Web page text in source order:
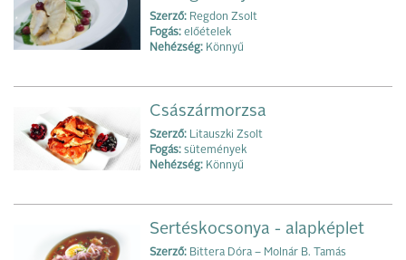
Szerző: Regdon Zsolt
Fogás: előételek
Nehézség: Könnyű
Császármorzsa
Szerző: Litauszki Zsolt
Fogás: sütemények
Nehézség: Könnyű
Sertéskocsonya - alapképlet
Szerző: Bittera Dóra – Molnár B. Tamás